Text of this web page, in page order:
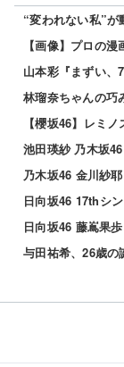
“変われない私”が
【画像】プロの
山本彩『まずい、
乃木坂46 金川紗
日向坂46 17thシ
与田祐希、26歳の